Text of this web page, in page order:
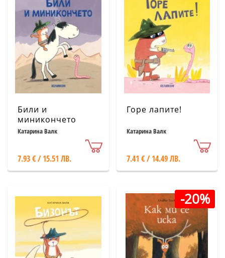
Били и
миникончето
Катарина Валк
7.93 € / 15.51 ЛВ.
Горе лапите!
Катарина Валк
7.41 € / 14.49 ЛВ.
-20%